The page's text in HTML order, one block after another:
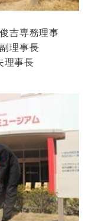
吉専務理事
理事長
理事長